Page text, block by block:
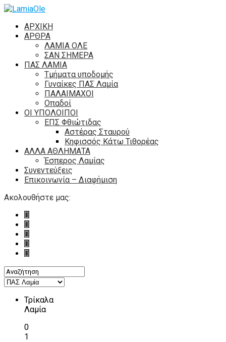
ΑΡΧΙΚΗ
ΑΡΘΡΑ
ΛΑΜΙΑ ΟΛΕ
ΣΑΝ ΣΗΜΕΡΑ
ΠΑΣ ΛΑΜΙΑ
Τμήματα υποδομής
Γυναίκες ΠΑΣ Λαμία
ΠΑΛΑΙΜΑΧΟΙ
Οπαδοί
ΟΙ ΥΠΟΛΟΙΠΟΙ
ΕΠΣ Φθιώτιδας
Αστέρας Σταυρού
Κηφισσός Κάτω Τιθορέας
ΑΛΛΑ ΑΘΛΗΜΑΤΑ
Έσπερος Λαμίας
Συνεντεύξεις
Επικοινωνία – Διαφήμιση
Ακολουθήστε μας:
Τρίκαλα
Λαμία
0
1